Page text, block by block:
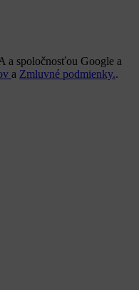
a spoločnosťou Google a
a Zmluvné podmienky..